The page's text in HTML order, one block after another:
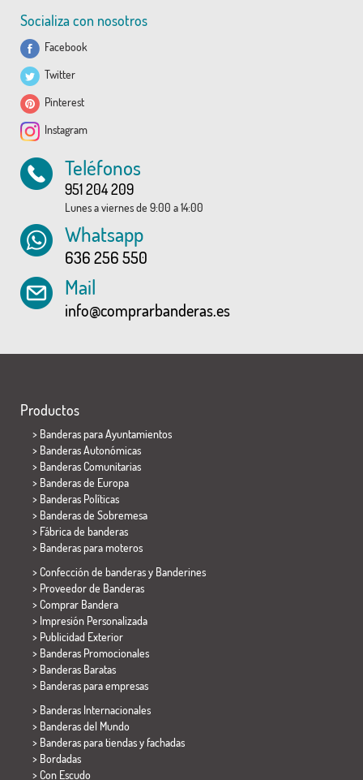
Socializa con nosotros
Facebook
Twitter
Pinterest
Instagram
Teléfonos
951 204 209
Lunes a viernes de 9:00 a 14:00
Whatsapp
636 256 550
Mail
info@comprarbanderas.es
Productos
> Banderas para Ayuntamientos
> Banderas Autonómicas
> Banderas Comunitarias
> Banderas de Europa
> Banderas Políticas
> Banderas de Sobremesa
> Fábrica de banderas
> Banderas para moteros
> Confección de banderas y Banderines
> Proveedor de Banderas
> Comprar Bandera
> Impresión Personalizada
> Publicidad Exterior
> Banderas Promocionales
> Banderas Baratas
> Banderas para empresas
> Banderas Internacionales
> Banderas del Mundo
> Banderas para tiendas y fachadas
> Bordadas
> Con Escudo